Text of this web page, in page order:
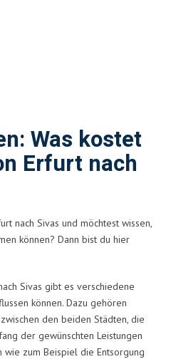
Was kostet
Erfurt nach
nach Sivas und möchtest wissen,
können? Dann bist du hier
Sivas gibt es verschiedene
können. Dazu gehören
den beiden Städten, die
der gewünschten Leistungen
zum Beispiel die Entsorgung